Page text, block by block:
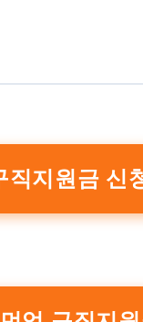
직지원금 신